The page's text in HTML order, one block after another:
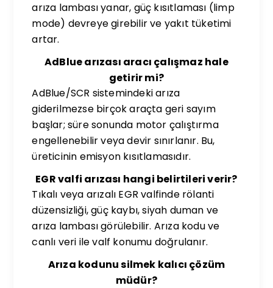
arıza lambası yanar, güç kısıtlaması (limp
mode) devreye girebilir ve yakıt tüketimi
artar.
AdBlue arızası aracı çalışmaz hale
getirir mi?
AdBlue/SCR sistemindeki arıza
giderilmezse birçok araçta geri sayım
başlar; süre sonunda motor çalıştırma
engellenebilir veya devir sınırlanır. Bu,
üreticinin emisyon kısıtlamasıdır.
EGR valfi arızası hangi belirtileri verir?
Tıkalı veya arızalı EGR valfinde rölanti
düzensizliği, güç kaybı, siyah duman ve
arıza lambası görülebilir. Arıza kodu ve
canlı veri ile valf konumu doğrulanır.
Arıza kodunu silmek kalıcı çözüm
müdür?